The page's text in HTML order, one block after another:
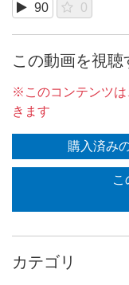
90 0
この動画を視聴
※このコンテンツは
きます
購入済み
こ
カテゴリ